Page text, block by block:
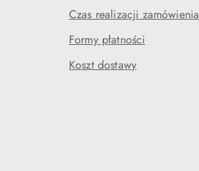
Czas realizacji zamówienia
Formy płatności
Koszt dostawy